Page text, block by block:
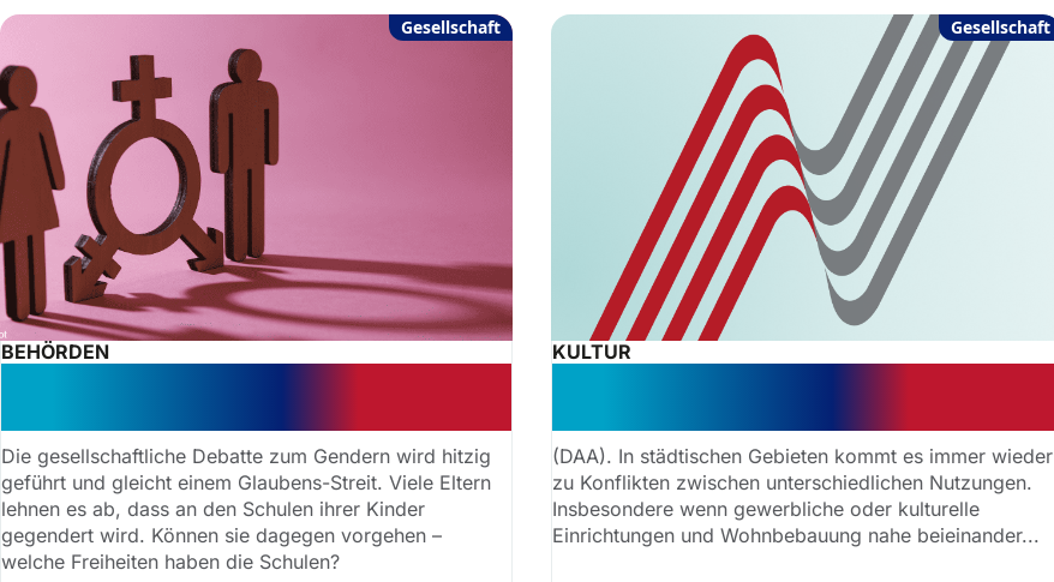
Gesellschaft
BEHÖRDEN
Die gesellschaftliche Debatte zum Gendern wird hitzig
geführt und gleicht einem Glaubens-Streit. Viele Eltern
lehnen es ab, dass an den Schulen ihrer Kinder
gegendert wird. Können sie dagegen vorgehen –
welche Freiheiten haben die Schulen?
Gesellschaft
KULTUR
(DAA). In städtischen Gebieten kommt es immer wieder
zu Konflikten zwischen unterschiedlichen Nutzungen.
Insbesondere wenn gewerbliche oder kulturelle
Einrichtungen und Wohnbebauung nahe beieinander...